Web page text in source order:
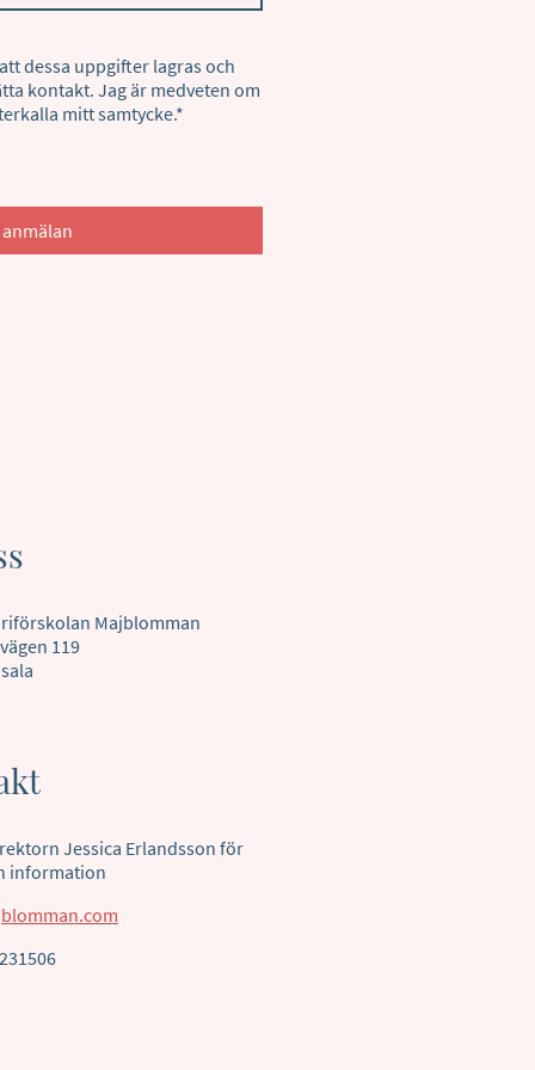
dessa uppgifter lagras och
kontakt. Jag är medveten om
mitt samtycke.*
Majblomman
119
Jessica Erlandsson för
information